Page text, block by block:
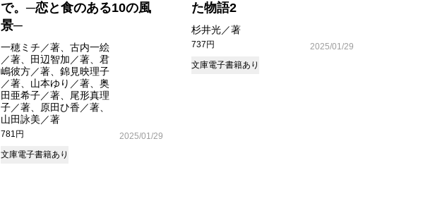
で。─恋と食のある10の風
景─
一穂ミチ／著、古内一絵
／著、田辺智加／著、君
嶋彼方／著、錦見映理子
／著、山本ゆり／著、奥
田亜希子／著、尾形真理
子／著、原田ひ香／著、
山田詠美／著
781円
2025/01/29
文庫電子書籍あり
た物語2
杉井光／著
737円
2025/01/29
文庫電子書籍あり